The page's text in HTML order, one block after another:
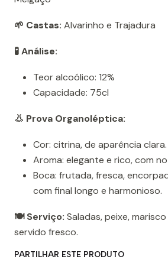
🌱 Castas: Alvarinho e Trajadura
🧪 Análise:
Teor alcoólico: 12%
Capacidade: 75cl
👃 Prova Organoléptica:
Cor: citrina, de aparência clara.
Aroma: elegante e rico, com
Boca: frutada, fresca,
com final longo e harmonioso.
🍽️ Serviço: Saladas, peixe,
servido fresco.
PARTILHAR ESTE PRODUTO